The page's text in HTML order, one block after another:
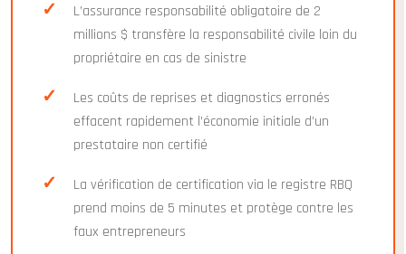
L’assurance responsabilité obligatoire de 2
millions $ transfère la responsabilité civile loin du
propriétaire en cas de sinistre
Les coûts de reprises et diagnostics erronés
effacent rapidement l’économie initiale d’un
prestataire non certifié
La vérification de certification via le registre RBQ
prend moins de 5 minutes et protège contre les
faux entrepreneurs